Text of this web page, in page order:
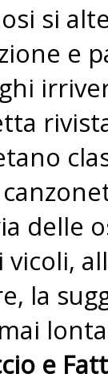
si
e
vicoli,
la
e